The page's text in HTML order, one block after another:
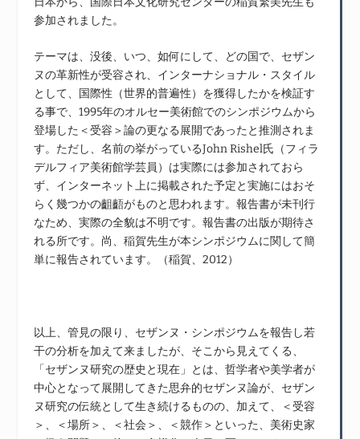
参加されました。
テーマは、没後、いつ、如何にして、どの国で、セザン
ヌの革新性が受容され、インターナショナル・スタイル
として、国際性（世界的普遍性）を獲得したかを検証す
る事で、1995年のオルセー美術館でのシンポジウムから
登場した＜受容＞論の更なる展開であったと推測されま
す。ただし、名前の挙がっているJohn Rishel氏（フィラ
デルフィア美術館学芸員）は実際には参加されておら
ず、インターネット上に掲載された予定と実施にはおそ
らく幾つかの齟齬がものと思われます。報告書が未刊行
なため、実際の全貌は不明です。報告書の出版が期待さ
れる所です。尚、稲賀先生が本シンポジウムに関して簡
単に報告されています。（稲賀、2012）
以上、管見の限り、セザンヌ・シンポジウムを報告し若
干の分析を加えて来ましたが、そこから見えてくる、
「セザンヌ研究の歴史と現在」とは、哲学者や美学者が
中心となって展開してきた思弁的セザンヌ論が、セザン
ヌ研究の伝統として生き続けるものの、加えて、＜受容
＞、＜場所＞、＜社会＞、＜競作＞といった、美術史家